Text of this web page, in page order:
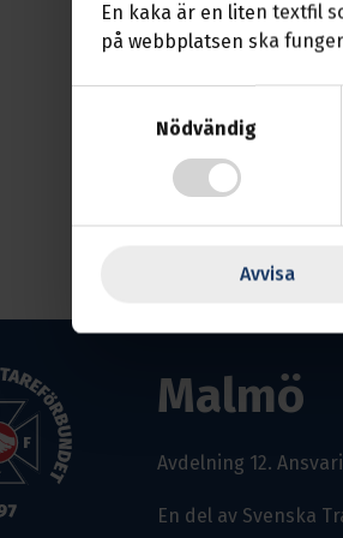
En kaka är en liten textfil
på webbplatsen ska
Nödvändig
Avvisa
som är
Malmö
Avdelning 12.
En del av Svenska